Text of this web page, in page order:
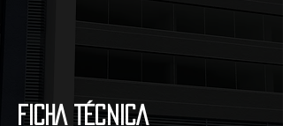
FICHA TÉCNICA